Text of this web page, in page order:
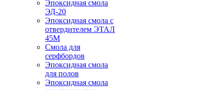
Эпоксидная смола
ЭД-20
Эпоксидная смола с
отвердителем ЭТАЛ
45М
Смола для
серфбордов
Эпоксидная смола
для полов
Эпоксидная смола